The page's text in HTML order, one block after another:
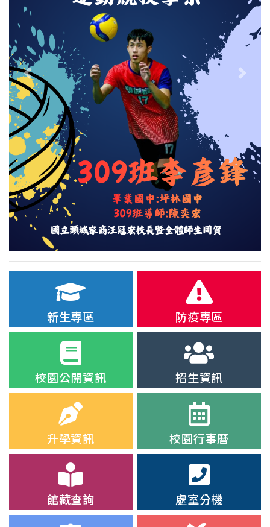
Previous Next
新生專區 防疫專區
校園公開資訊 招生資訊
升學資訊 校園行事曆
館藏查詢 處室分機